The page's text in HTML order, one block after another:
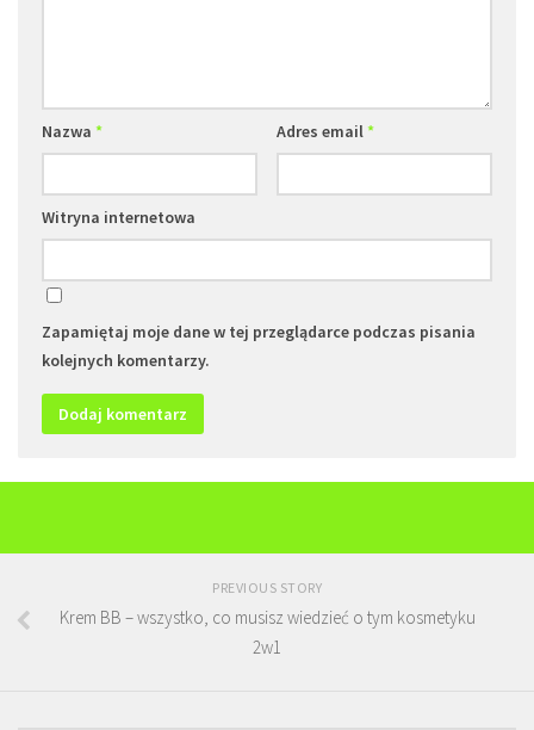
Nazwa * Adres email*
Witryna internetowa
Zapamiętaj moje dane w tej przeglądarce podczas pisania
kolejnych komentarzy.
PREVIOUS STORY
Krem BB – wszystko, co musisz wiedzieć o tym kosmetyku
2w1